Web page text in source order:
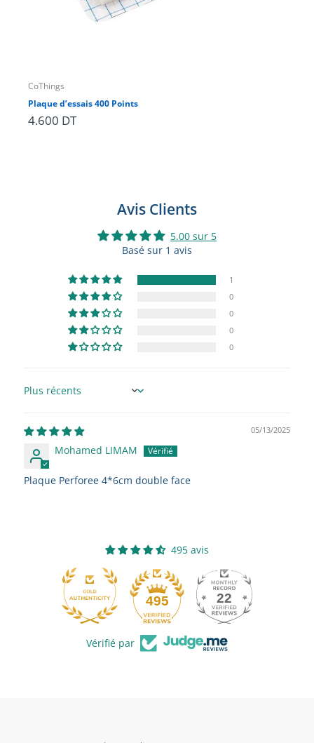
CoThings
Plaque d’essais 400 Points
4.600 DT
Avis Clients
5.00 sur 5
Basé sur 1 avis
1
0
0
0
0
Sort by
05/13/2025
Mohamed LIMAM
Plaque Perforee 4*6cm double face
495 avis
495 22
Vérifié par